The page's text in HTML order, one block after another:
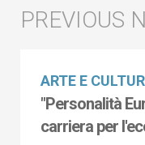
ARTE E
"Personalità
carriera per